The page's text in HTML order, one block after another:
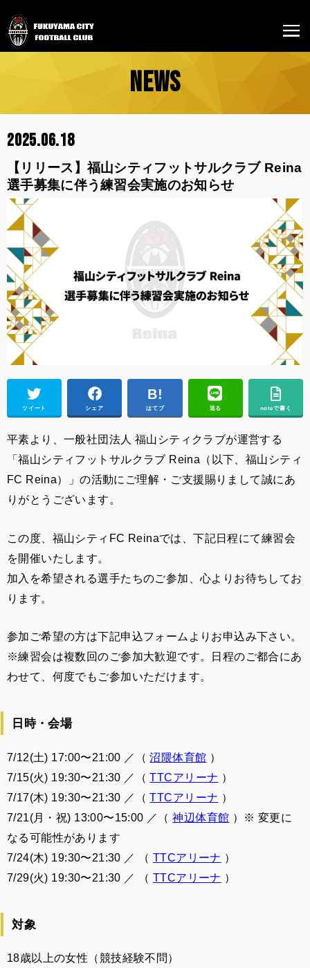
NEWS
2025.06.18
【リリース】福山シティフットサルクラブ Reina
選手募集に伴う練習会実施のお知らせ
ツイート シェア はてブ 送る noteで書く
平素より、一般社団法人 福山シティクラブが運営する
「福山シティフットサルクラブ Reina（以下、福山シティ
FC Reina）」の活動にご理解・ご支援賜りまして誠にあ
りがとうございます。
この度、福山シティFC Reinaでは、下記日程にて練習会
を開催いたします。
加入を希望される選手たちのご参加、心よりお待ちしてお
ります。
参加ご希望の方は下記申込フォームよりお申込み下さい。
※練習会は複数回のご参加大歓迎です。日程のご都合にあ
わせて、何度でもご参加いただけます。
日時・会場
7/12(土) 17:00〜21:00 ／（沼隈体育館 ）
7/15(火) 19:30〜21:30 ／（TTCアリーナ ）
7/17(木) 19:30〜21:30 ／（TTCアリーナ ）
7/21(月・祝) 13:00〜15:00 ／（神辺体育館 ）※ 変更に
なる可能性があります
7/24(木) 19:30〜21:30 ／ （ TTCアリーナ ）
7/29(火) 19:30〜21:30 ／ （ TTCアリーナ ）
対象
18歳以上の女性（競技経験不問）